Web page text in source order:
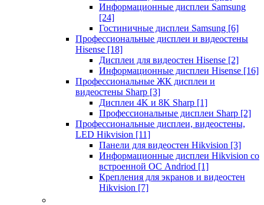
Информационные дисплеи Samsung
[24]
Гостиничные дисплеи Samsung [6]
Профессиональные дисплеи и видеостены
Hisense [18]
Дисплеи для видеостен Hisense [2]
Информационные дисплеи Hisense [16]
Профессиональные ЖК дисплеи и
видеостены Sharp [3]
Дисплеи 4K и 8K Sharp [1]
Профессиональные дисплеи Sharp [2]
Профессиональные дисплеи, видеостены,
LED Hikvision [11]
Панели для видеостен Hikvision [3]
Информационные дисплеи Hikvision со
встроенной ОС Andriod [1]
Крепления для экранов и видеостен
Hikvision [7]